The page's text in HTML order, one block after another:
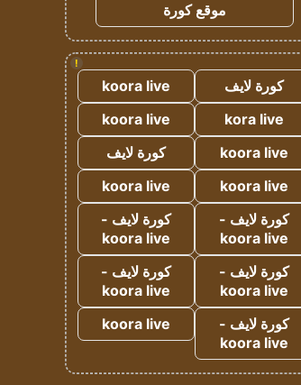
موقع كورة
!
كورة لايف
koora live
kora live
koora live
koora live
كورة لايف
koora live
koora live
كورة لايف -
koora live
كورة لايف -
koora live
كورة لايف -
koora live
كورة لايف -
koora live
كورة لايف -
koora live
koora live